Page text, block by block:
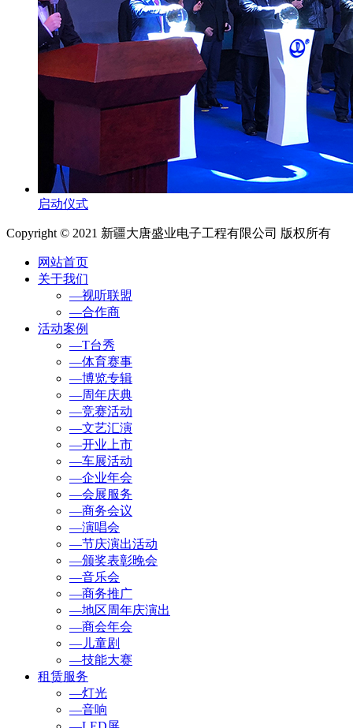
启动仪式
Copyright © 2021 新疆大唐盛业电子工程有限公司 版权所有
网站首页
关于我们
—视听联盟
—合作商
活动案例
—T台秀
—体育赛事
—博览专辑
—周年庆典
—竞赛活动
—文艺汇演
—开业上市
—车展活动
—企业年会
—会展服务
—商务会议
—演唱会
—节庆演出活动
—颁奖表彰晚会
—音乐会
—商务推广
—地区周年庆演出
—商会年会
—儿童剧
—技能大赛
租赁服务
—灯光
—音响